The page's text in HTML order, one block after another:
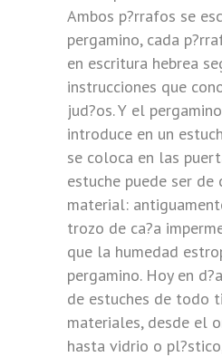
Ambos p?rrafos se
pergamino, cada
en escritura hebrea
instrucciones que
jud?os. Y el
introduce en un
se coloca en las
estuche puede ser de
material:
trozo de ca?a
que la humedad
pergamino. Hoy en
de estuches de todo
materiales, desde el
hasta vidrio o